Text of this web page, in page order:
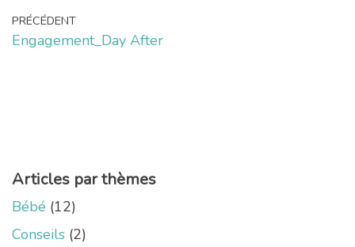
PRÉCÉDENT
Engagement_Day After
Articles par thèmes
Bébé (12)
Conseils (2)